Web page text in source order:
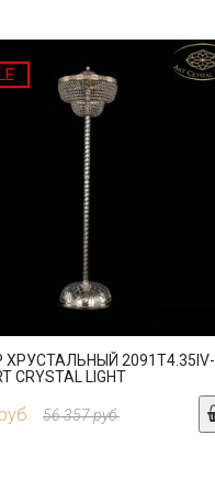
2091T4.35IV-
CRYSTAL LIGHT
56 357 руб.